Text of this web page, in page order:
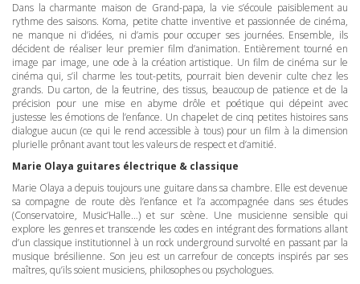
Dans la charmante maison de Grand-papa, la vie s’écoule paisiblement au
rythme des saisons. Koma, petite chatte inventive et passionnée de cinéma,
ne manque ni d’idées, ni d’amis pour occuper ses journées. Ensemble, ils
décident de réaliser leur premier film d’animation. Entièrement tourné en
image par image, une ode à la création artistique. Un film de cinéma sur le
cinéma qui, s’il charme les tout-petits, pourrait bien devenir culte chez les
grands. Du carton, de la feutrine, des tissus, beaucoup de patience et de la
précision pour une mise en abyme drôle et poétique qui dépeint avec
justesse les émotions de l’enfance. Un chapelet de cinq petites histoires sans
dialogue aucun (ce qui le rend accessible à tous) pour un film à la dimension
plurielle prônant avant tout les valeurs de respect et d’amitié.
Marie Olaya guitares électrique & classique
Marie Olaya a depuis toujours une guitare dans sa chambre. Elle est devenue
sa compagne de route dès l’enfance et l’a accompagnée dans ses études
(Conservatoire, Music’Halle…) et sur scène. Une musicienne sensible qui
explore les genres et transcende les codes en intégrant des formations allant
d’un classique institutionnel à un rock underground survolté en passant par la
musique brésilienne. Son jeu est un carrefour de concepts inspirés par ses
maîtres, qu’ils soient musiciens, philosophes ou psychologues.